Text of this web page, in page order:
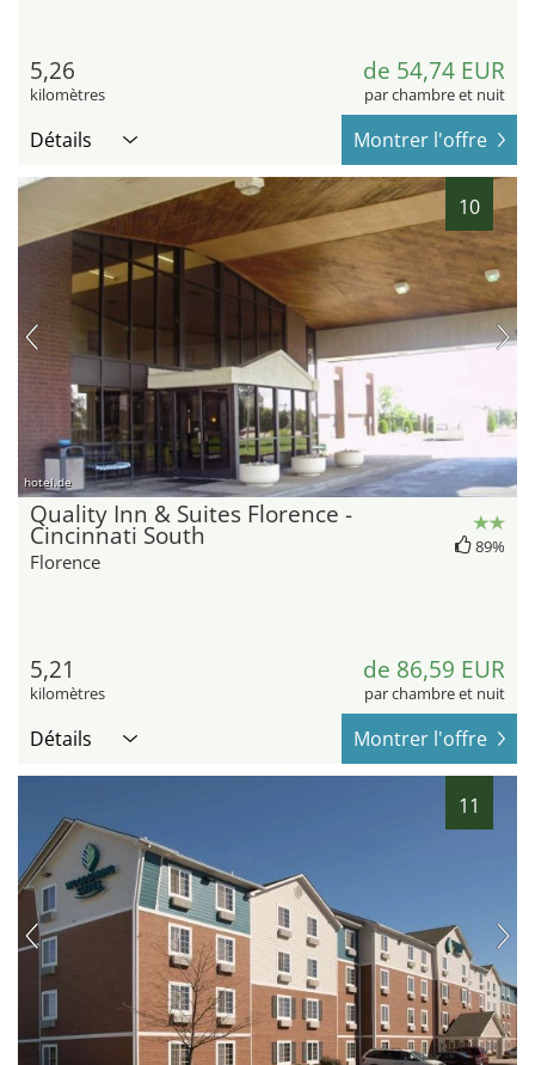
5,26
kilomètres
de 54,74 EUR
par chambre et nuit
Détails Montrer l'offre
10
hotel.de
Quality Inn & Suites Florence -
Cincinnati South
Florence
89%
5,21
kilomètres
de 86,59 EUR
par chambre et nuit
Détails Montrer l'offre
11